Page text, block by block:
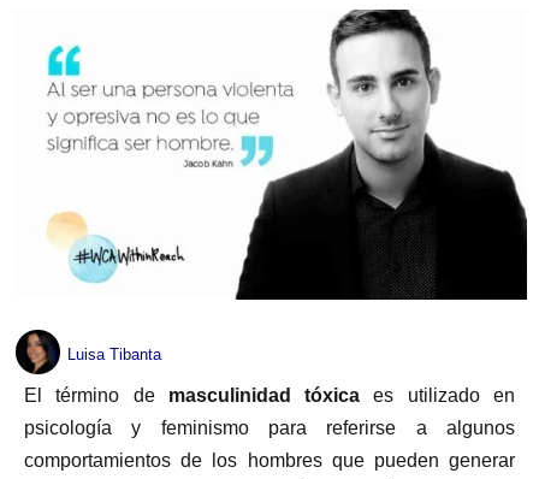
Luisa Tibanta
El término demasculinidad tóxica es utilizado en
psicología y feminismo para referirse a algunos
comportamientos de los hombres que pueden generar